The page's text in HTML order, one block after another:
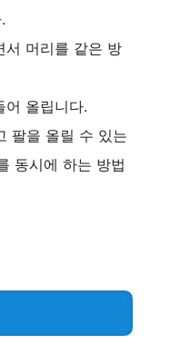
서 머리를 같은 방
어 올립니다.
팔을 올릴 수 있는
동시에 하는 방법